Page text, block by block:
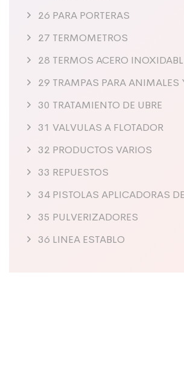
26 PARA PORTERAS
27 TERMOMETROS
28 TERMOS ACERO
29 TRAMPAS PARA ANIMALES
30 TRATAMIENTO DE UBRE
31 VALVULAS A FLOTADOR
32 PRODUCTOS VARIOS
33 REPUESTOS
34 PISTOLAS APLICADORAS
35 PULVERIZADORES
36 LINEA ESTABLO